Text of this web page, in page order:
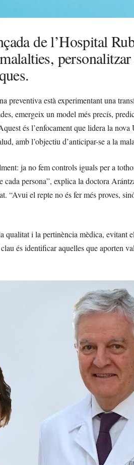
de l’Hospital
preventiva està experimentant una
emergeix un model més precís,
és l’enfocament que lidera la
amb l’objectiu d’anticipar-se a la
ja no fem controls iguals per a
persona”, explica la doctora
“Avui el repte no és fer més proves,
qualitat i la pertinència mèdica, evitant
és identificar aquelles que aporten